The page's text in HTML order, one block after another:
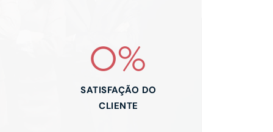
0%
SATISFAÇÃO DO
CLIENTE